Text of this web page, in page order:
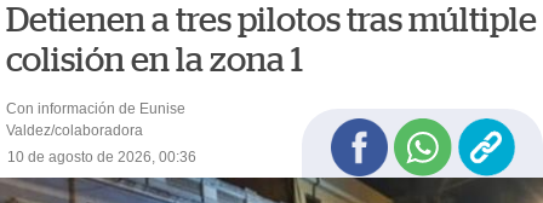
Detienen a tres pilotos tras múltiple
colisión en la zona 1
Con información de Eunise
Valdez/colaboradora
10 de agosto de 2026, 00:36